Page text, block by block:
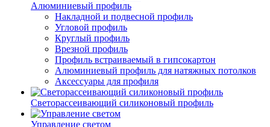
Алюминиевый профиль
Накладной и подвесной профиль
Угловой профиль
Круглый профиль
Врезной профиль
Профиль встраиваемый в гипсокартон
Алюминиевый профиль для натяжных потолков
Аксессуары для профиля
Светорассеивающий силиконовый профиль
Управление светом